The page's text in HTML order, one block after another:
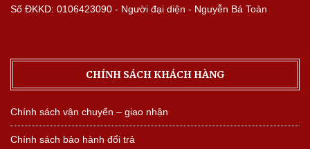
Số ĐKKD: 0106423090 - Người đại diện - Nguyễn Bá Toàn
CHÍNH SÁCH KHÁCH HÀNG
Chính sách vận chuyển – giao nhận
Chính sách bảo hành đổi trả